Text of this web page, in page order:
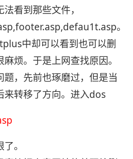
看到那些文件，
。
中却可以看到也可以删
烦。于是上网查找原因。
题，先前也琢磨过，但是当
来转移了方向。进入dos
。